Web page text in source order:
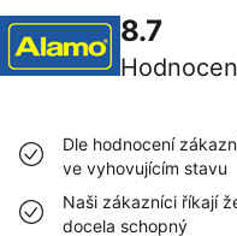
8.7
Dle hodnocení
ve vyhovujícím stavu
Naši zákazníci říkají
docela schopný